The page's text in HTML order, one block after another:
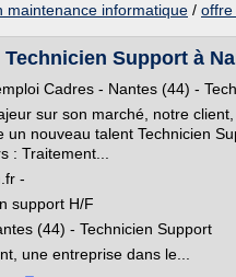
maintenance informatique / offre
Support à
Cadres - Nantes (44) -
sur son marché, notre
un nouveau talent Technicien
: Traitement...
-
support H/F
(44) - Technicien Support
une entreprise dans le...